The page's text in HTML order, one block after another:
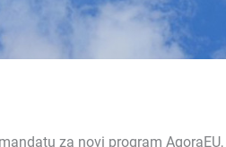
za novi program